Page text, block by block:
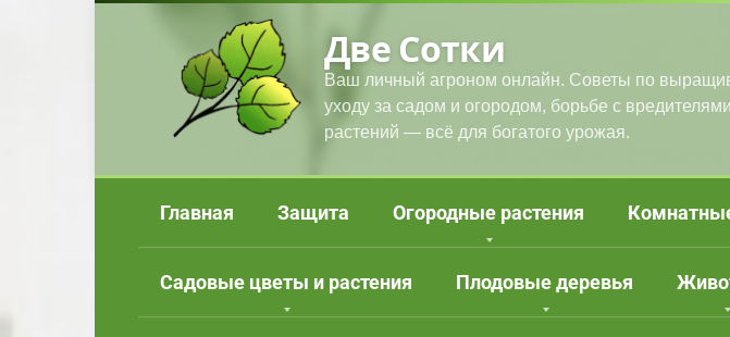
Две Сотки
Ваш личный агроном онлайн. Советы по
уходу за садом и огородом, борьбе с
растений — всё для богатого урожая.
Главная Защита Огородные растения
Садовые цветы и растения Плодовые деревья